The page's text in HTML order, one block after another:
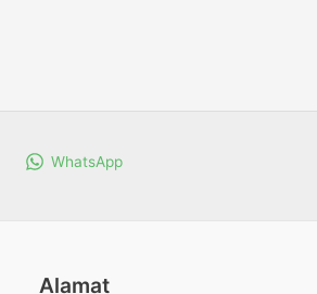
WhatsApp
Alamat